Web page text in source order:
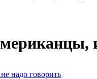
надо говорить